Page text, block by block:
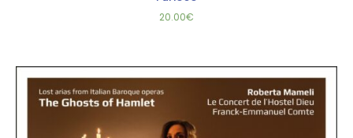
20.00€